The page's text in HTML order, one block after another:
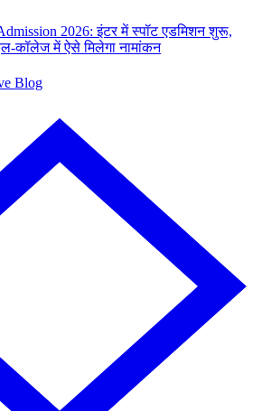
2026: इंटर में स्पॉट एडमिशन शुरू,
कॉलेज में ऐसे मिलेगा नामांकन
Blog